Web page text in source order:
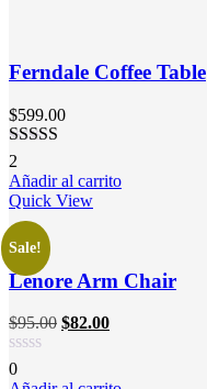
Ferndale Coffee Table
$599.00
Valorado
en3.00
de 5
2
Añadir al carrito
Quick View
Sale!
Lenore Arm Chair
$95.00 $82.00
0